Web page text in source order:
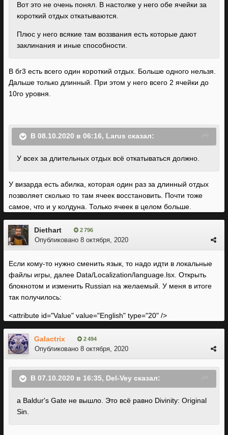
Вот это не очень понял. В настолке у него обе ячейки за
короткий отдых откатываются.
Плюс у него всякие там воззвания есть которые дают
заклинания и иные способности.
В бг3 есть всего один короткий отдых. Больше одного нельзя.
Дальше только длинный. При этом у него всего 2 ячейки до
10го уровня.
В 08.10.2020 в 06:16, Larus сказал:
У всех за длительных отдых всё откатываться должно.
У визарда есть абилка, которая один раз за длинный отдых
позволяет сколько то там ячеек восстановить. Почти тоже
самое, что и у колдуна. Только ячеек в целом больше.
Diethart 2 796
Опубликовано 8 октября, 2020
Если кому-то нужно сменить язык, то надо идти в локальные
файлы игры, далее Data/Localization/language.lsx. Открыть
блокнотом и изменить Russian на желаемый. У меня в итоге
так получилось:
<attribute id="Value" value="English" type="20" />
Galactrix 2 494
Опубликовано 8 октября, 2020
В 07.10.2020 в 16:35, Del-Vey сказал:
а Baldur's Gate не вышло. Это всё равно Divinity: Original
Sin.